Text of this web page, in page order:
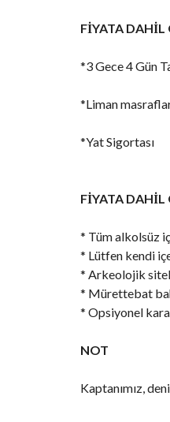
FİYATA DAHİL
*3 Gece 4 Gün
*Liman
*Yat Sigortası
FİYATA
* Tüm alkolsüz
* Lütfen kendi
* Arkeolojik
* Mürettebat
* Opsiyonel
NOT
Kaptanımız,